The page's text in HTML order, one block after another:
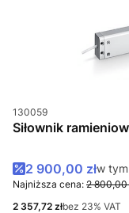
Kod produktu
130059
Siłownik
Cena
2 900,00 złw tym
w tym
Najniższa cena: 2 800,00
Cena netto
2 357,72 złbez 23% VAT